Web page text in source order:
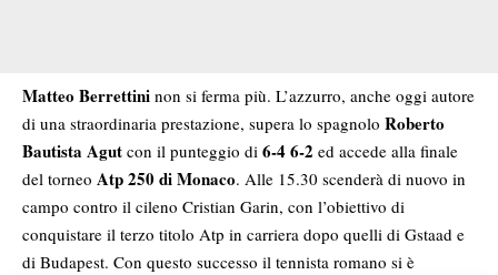
Matteo Berrettini non si ferma più. L’azzurro, anche oggi autore
di una straordinaria prestazione, supera lo spagnolo Roberto
Bautista Agut con il punteggio di 6-4 6-2 ed accede alla finale
del torneo Atp 250 di Monaco. Alle 15.30 scenderà di nuovo in
campo contro il cileno Cristian Garin, con l’obiettivo di
conquistare il terzo titolo Atp in carriera dopo quelli di Gstaad e
di Budapest. Con questo successo il tennista romano si è